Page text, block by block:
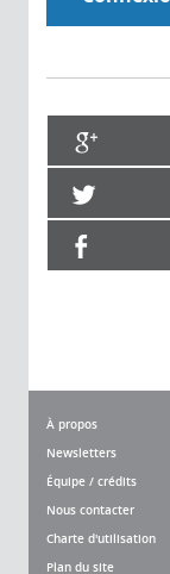
À propos
Newsletters
Équipe / crédits
Nous contacter
Charte d'utilisation
Plan du site